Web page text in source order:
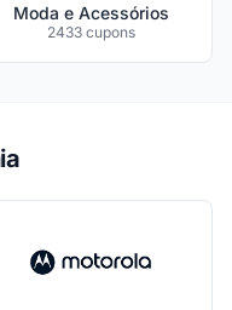
Moda e Acessórios
2433 cupons